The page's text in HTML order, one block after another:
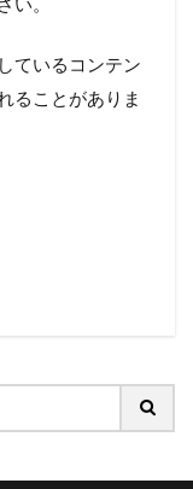
ているコンテン
ることがありま